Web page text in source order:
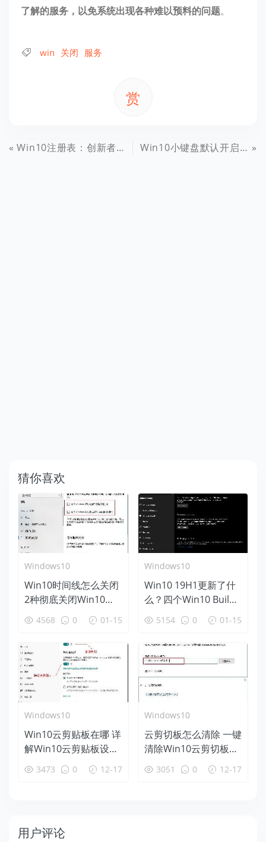
了解的服务，以免系统出现各种难以预料的问题。
win 关闭 服务
赏
Win10注册表：创新者更新版路径简化要领 Win10小键盘默认开启怎么设置 Win10开机默认开启数字小键盘方法
猜你喜欢
Windows10
Win10时间线怎么关闭
2种彻底关闭Win10时
间线方法
4568 0 01-15
Windows10
Win10 19H1更新了什
么？四个Win10 Build
18312新特性盘点
5154 0 01-15
Windows10
Win10云剪贴板在哪 详
解Win10云剪贴板设置
使用教程
3473 0 12-17
Windows10
云剪切板怎么清除 一键
清除Win10云剪切板方
法 3051 0 12-17
用户评论